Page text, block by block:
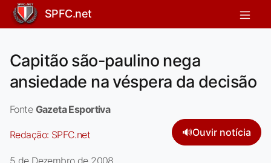
SPFC.net
Capitão são-paulino nega
ansiedade na véspera da decisão
Fonte Gazeta Esportiva
Redação: SPFC.net 🔊Ouvir notícia
5 de Dezembro de 2008